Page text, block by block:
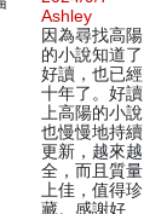
Ashley
因為尋找高陽
的小說知道了
好讀，也已經
十年了。好讀
上高陽的小說
也慢慢地持續
更新，越來越
全，而且質量
上佳，值得珍
藏。感謝好